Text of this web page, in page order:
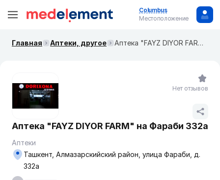
Columbus
Местоположение
Главная Аптеки, другое Аптека "FAYZ DIYOR FARM" на Фараби 332а
Аптека "FAYZ DIYOR FARM" на Фараби 332а
Аптеки
Ташкент, Алмазарскийский район, улица Фараби, д.
332а
Нет отзывов